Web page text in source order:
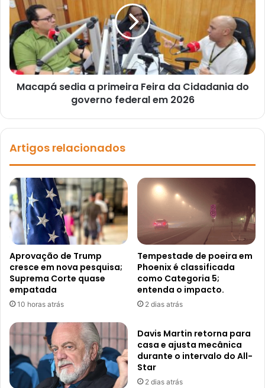
Macapá sedia a primeira Feira da Cidadania do
governo federal em 2026
Artigos relacionados
Aprovação de Trump
cresce em nova pesquisa;
Suprema Corte quase
empatada
10 horas atrás
Tempestade de poeira em
Phoenix é classificada
como Categoria 5;
entenda o impacto.
2 dias atrás
Davis Martin retorna para
casa e ajusta mecânica
durante o intervalo do All-
Star
2 dias atrás